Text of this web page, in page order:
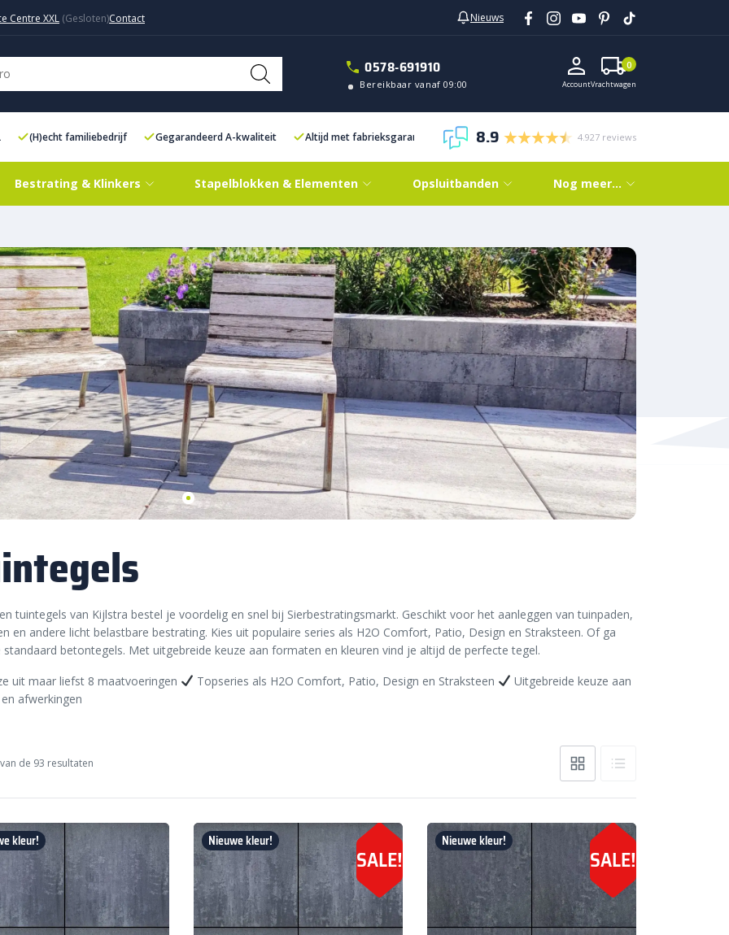
Centre XXL Contact Nieuws
0578-691910
Bereikbaar vanaf 09:00 AccountVrachtwagen
0
(H)echt familiebedrijf Gegarandeerd A-kwaliteit Altijd met fabrieksgarantie 8.9 4.927 reviews
Bestrating & Klinkers Stapelblokken & Elementen Opsluitbanden Nog meer…
tuintegels van Kijlstra bestel je voordelig en snel bij Sierbestratingsmarkt. Geschikt voor het aanleggen van tuinpaden,
en andere licht belastbare bestrating. Kies uit populaire series als H2O Comfort, Patio, Design en Straksteen. Of ga
betontegels. Met uitgebreide keuze aan formaten en kleuren vind je altijd de perfecte tegel.
uit maar liefst 8 maatvoeringen
Topseries als H2O Comfort, Patio, Design en Straksteen
Uitgebreide keuze aan
afwerkingen
van de 93 resultaten
kleur! Nieuwe kleur!
SALE!
Nieuwe kleur!
SALE!